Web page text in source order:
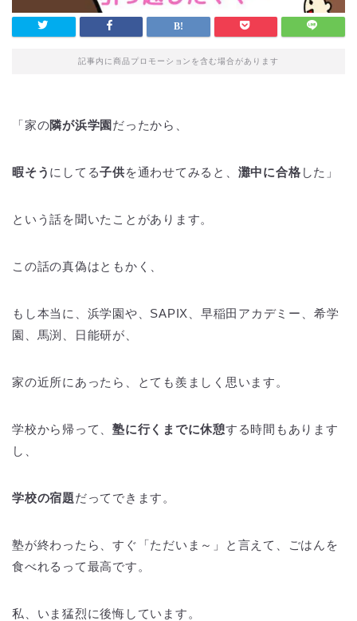
記事内に商品プロモーションを含む場合があります
「家の隣が浜学園 だったから、
暇そう にしてる子供を通わせてみると、 灘中に合格 した」
という話を聞いたことがあります。
この話の真偽はともかく、
もし本当に、浜学園や、SAPIX、早稲田アカデミー、希学
園、馬渕、日能研が、
家の近所にあったら、とても羨ましく思います。
学校から帰って、塾に行くまでに休憩する時間もあります
し、
学校の宿題だってできます。
塾が終わったら、すぐ「ただいま～」と言えて、ごはんを
食べれるって最高です。
私、いま猛烈に後悔しています。